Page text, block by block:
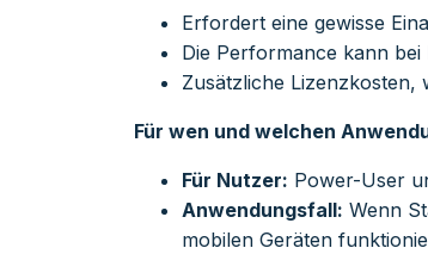
Erfordert eine gewisse
Die Performance kann
Zusätzliche Lizenzkosten,
Für wen und welchen
Für Nutzer: Power-User
Anwendungsfall: Wenn
mobilen Geräten